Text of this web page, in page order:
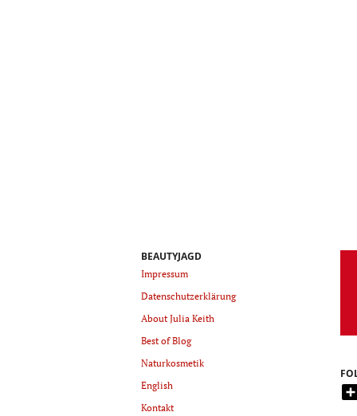
BEAUTYJAGD
Impressum
Datenschutzerklärung
About Julia Keith
Best of Blog
Naturkosmetik
English
Kontakt